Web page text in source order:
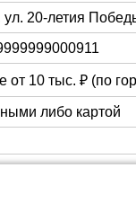
ул. 20-летия
от 10 тыс. ₽ (по
либо картой